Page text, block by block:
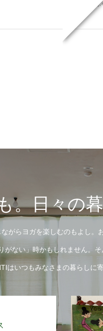
つ
。日々の
がらヨガを楽しむのもよし。
がない」時かもしれません。
はいつもみなさまの暮らしに